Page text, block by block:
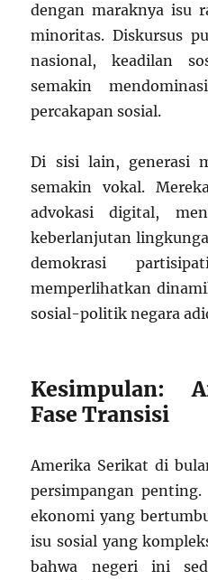
dengan maraknya isu
minoritas. Diskursus
nasional, keadilan
semakin
percakapan sosial.
Di sisi lain, generasi
semakin vokal.
advokasi digital,
keberlanjutan
demokrasi
memperlihatkan
sosial-politik negara
Kesimpulan:
Fase Transisi
Amerika Serikat di
persimpangan
ekonomi yang
isu sosial yang
bahwa negeri ini